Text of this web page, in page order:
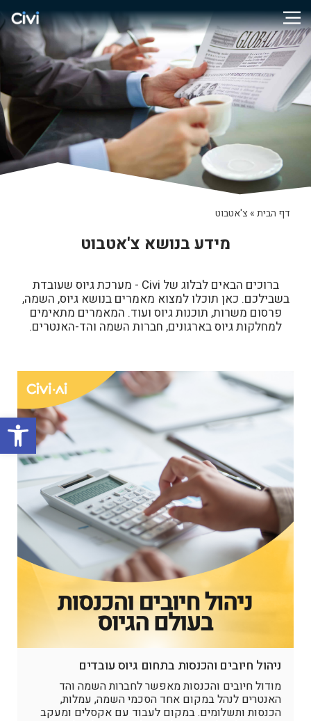
דף הבית» צ'אטבוט
מידע בנושא צ'אטבוט
ברוכים הבאים לבלוג של Civi - מערכת גיוס שעובדת
בשבילכם. כאן תוכלו למצוא מאמרים בנושא גיוס, השמה,
פרסום משרות, תוכנות גיוס ועוד. המאמרים מתאימים
למחלקות גיוס בארגונים, חברות השמה והד-האנטרים.
ניהול חיובים והכנסות בתחום גיוס עובדים
מודול חיובים והכנסות מאפשר לחברות השמה והד
האנטרים לנהל במקום אחד הסכמי השמה, עמלות,
הכנסות ותשלומים. במקום לעבוד עם אקסלים ומעקב
פתח